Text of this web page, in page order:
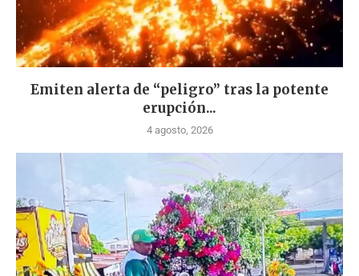
Emiten alerta de “peligro” tras la potente
erupción...
4 agosto, 2026